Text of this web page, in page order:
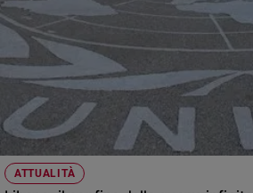
ATTUALITÀ